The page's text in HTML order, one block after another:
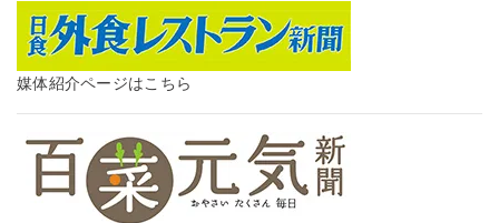
媒体紹介ページはこちら